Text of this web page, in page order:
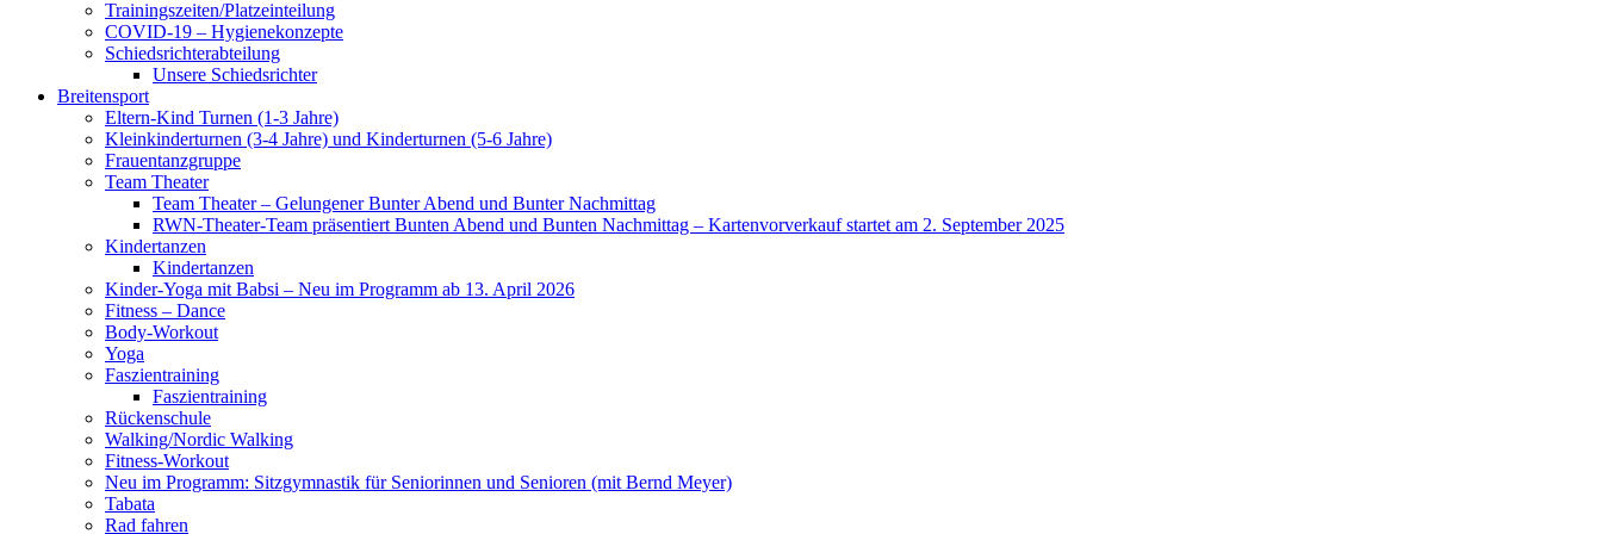
Trainingszeiten/Platzeinteilung
COVID-19 – Hygienekonzepte
Schiedsrichterabteilung
Unsere Schiedsrichter
Breitensport
Eltern-Kind Turnen (1-3 Jahre)
Kleinkinderturnen (3-4 Jahre) und Kinderturnen (5-6 Jahre)
Frauentanzgruppe
Team Theater
Team Theater – Gelungener Bunter Abend und Bunter Nachmittag
RWN-Theater-Team präsentiert Bunten Abend und Bunten Nachmittag – Kartenvorverkauf startet am 2. September 2025
Kindertanzen
Kindertanzen
Kinder-Yoga mit Babsi – Neu im Programm ab 13. April 2026
Fitness – Dance
Body-Workout
Yoga
Faszientraining
Faszientraining
Rückenschule
Walking/Nordic Walking
Fitness-Workout
Neu im Programm: Sitzgymnastik für Seniorinnen und Senioren (mit Bernd Meyer)
Tabata
Rad fahren